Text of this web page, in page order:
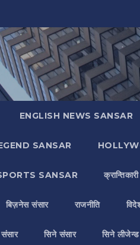
ENGLISH NEWS SANSAR
SANSAR
SANSAR क्रान्तिकारी
बिज़नेस संसार राजनीति
संसार सिने संसार सिने